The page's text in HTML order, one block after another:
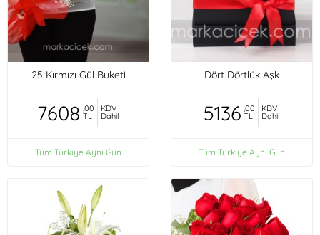
25 Kırmızı Gül Buketi
7608 ,00
TL
KDV
Dahil
Tüm Türkiye Aynı Gün
Dört Dörtlük Aşk
5136 ,00
TL
KDV
Dahil
Tüm Türkiye Aynı Gün